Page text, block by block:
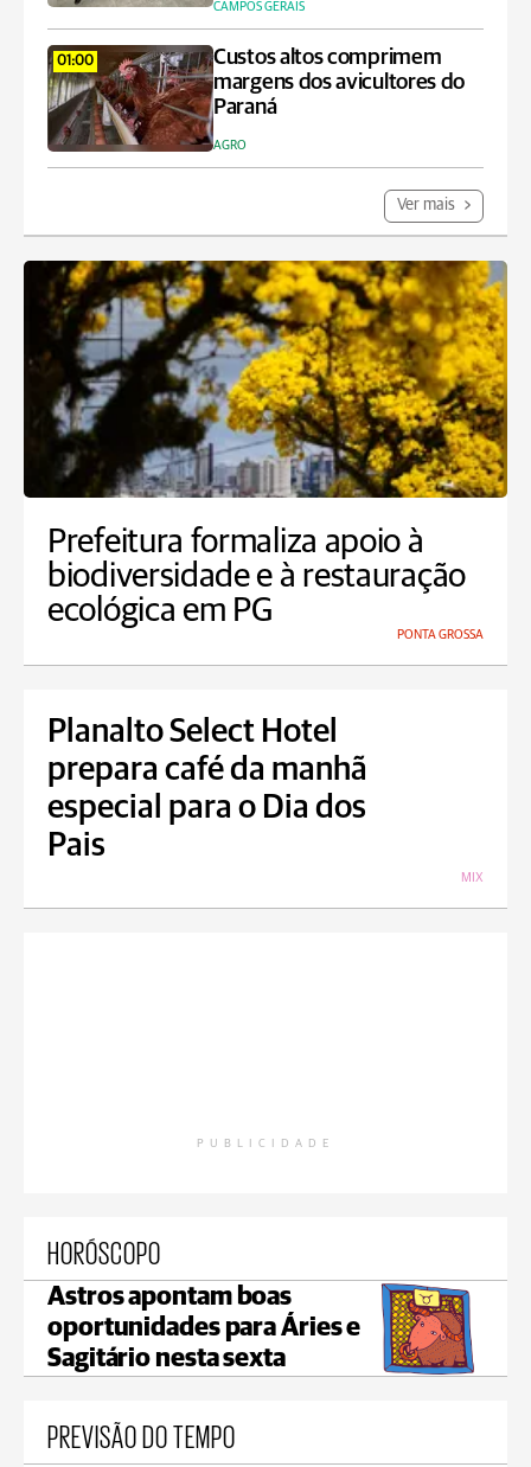
CAMPOS GERAIS
01:00
Custos altos comprimem
margens dos avicultores do
Paraná
AGRO
Ver mais
Prefeitura formaliza apoio à
biodiversidade e à restauração
ecológica em PG
PONTA GROSSA
Planalto Select Hotel
prepara café da manhã
especial para o Dia dos
Pais
MIX
PUBLICIDADE
HORÓSCOPO
Astros apontam boas
oportunidades para Áries e
Sagitário nesta sexta
PREVISÃO DO TEMPO